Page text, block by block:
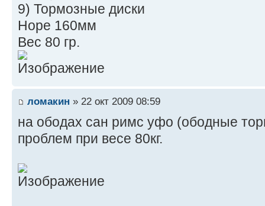
9) Тормозные диски
Hope 160мм
Вес 80 гр.
ломакин » 22 окт 2009 08:59
на ободах сан римс уфо (ободные
проблем при весе 80кг.